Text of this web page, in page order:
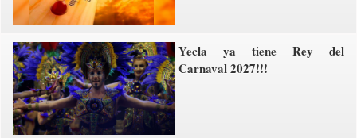
Yecla ya tiene Rey del
Carnaval 2027!!!